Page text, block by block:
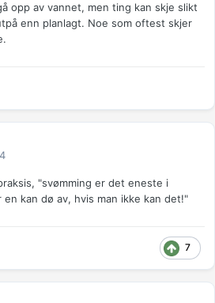
opp av vannet, men ting kan skje slikt
enn planlagt. Noe som oftest skjer
"svømming er det eneste i
kan dø av, hvis man ikke kan det!"
7